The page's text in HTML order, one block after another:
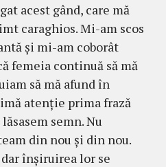
acest gând, care mă
caraghios. Mi-am scos
şi mi-am coborât
femeia continuă să mă
să mă afund în
atenţie prima frază
semn. Nu
din nou şi din nou.
înşiruirea lor se